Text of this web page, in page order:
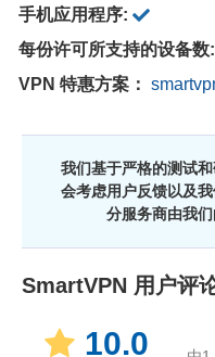
手机应用程序:
每份许可所支持的设备数:
VPN 特惠方案：
我们基于严格的测试
会考虑用户反馈以及
分服务商由我们
SmartVPN 用户评
10.0